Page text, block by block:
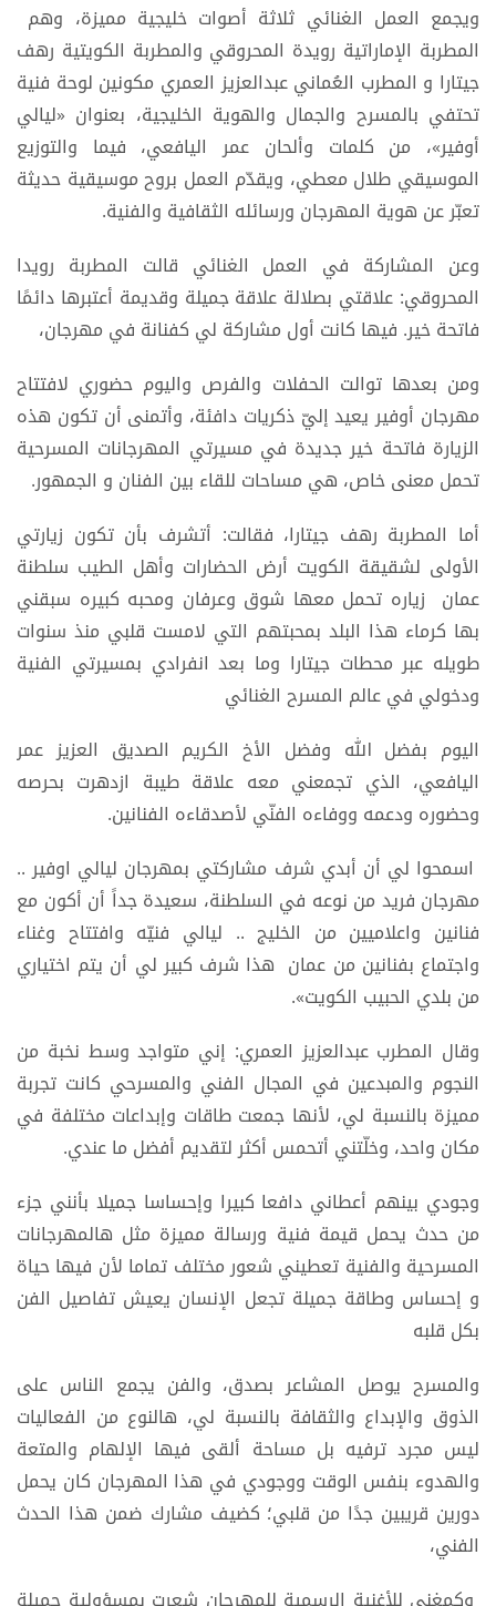
ويجمع العمل الغنائي ثلاثة أصوات خليجية مميزة، وهم
المطربة الإماراتية رويدة المحروقي والمطربة الكويتية رهف
جيتارا و المطرب العُماني عبدالعزيز العمري مكونين لوحة فنية
تحتفي بالمسرح والجمال والهوية الخليجية، بعنوان «ليالي
أوفير»، من كلمات وألحان عمر اليافعي، فيما والتوزيع
الموسيقي طلال معطي، ويقدّم العمل بروح موسيقية حديثة
تعبّر عن هوية المهرجان ورسائله الثقافية والفنية.
وعن المشاركة في العمل الغنائي قالت المطربة رويدا
المحروقي: علاقتي بصلالة علاقة جميلة وقديمة أعتبرها دائمًا
فاتحة خير. فيها كانت أول مشاركة لي كفنانة في مهرجان،
ومن بعدها توالت الحفلات والفرص واليوم حضوري لافتتاح
مهرجان أوفير يعيد إليّ ذكريات دافئة، وأتمنى أن تكون هذه
الزيارة فاتحة خير جديدة في مسيرتي المهرجانات المسرحية
تحمل معنى خاص، هي مساحات للقاء بين الفنان و الجمهور.
أما المطربة رهف جيتارا، فقالت: أتشرف بأن تكون زيارتي
الأولى لشقيقة الكويت أرض الحضارات وأهل الطيب سلطنة
عمان زياره تحمل معها شوق وعرفان ومحبه كبيره سبقني
بها كرماء هذا البلد بمحبتهم التي لامست قلبي منذ سنوات
طويله عبر محطات جيتارا وما بعد انفرادي بمسيرتي الفنية
ودخولي في عالم المسرح الغنائي
اليوم بفضل الله وفضل الأخ الكريم الصديق العزيز عمر
اليافعي، الذي تجمعني معه علاقة طيبة ازدهرت بحرصه
وحضوره ودعمه ووفاءه الفنّي لأصدقاءه الفنانين.
اسمحوا لي أن أبدي شرف مشاركتي بمهرجان ليالي اوفير ..
مهرجان فريد من نوعه في السلطنة، سعيدة جداً أن أكون مع
فنانين واعلاميين من الخليج .. ليالي فنيّه وافتتاح وغناء
واجتماع بفنانين من عمان هذا شرف كبير لي أن يتم اختياري
من بلدي الحبيب الكويت».
وقال المطرب عبدالعزيز العمري: إني متواجد وسط نخبة من
النجوم والمبدعين في المجال الفني والمسرحي كانت تجربة
مميزة بالنسبة لي، لأنها جمعت طاقات وإبداعات مختلفة في
مكان واحد، وخلّتني أتحمس أكثر لتقديم أفضل ما عندي.
وجودي بينهم أعطاني دافعا كبيرا وإحساسا جميلا بأنني جزء
من حدث يحمل قيمة فنية ورسالة مميزة مثل هالمهرجانات
المسرحية والفنية تعطيني شعور مختلف تماما لأن فيها حياة
و إحساس وطاقة جميلة تجعل الإنسان يعيش تفاصيل الفن
بكل قلبه
والمسرح يوصل المشاعر بصدق، والفن يجمع الناس على
الذوق والإبداع والثقافة بالنسبة لي، هالنوع من الفعاليات
ليس مجرد ترفيه بل مساحة ألقى فيها الإلهام والمتعة
والهدوء بنفس الوقت ووجودي في هذا المهرجان كان يحمل
دورين قريبين جدًا من قلبي؛ كضيف مشارك ضمن هذا الحدث
الفني،